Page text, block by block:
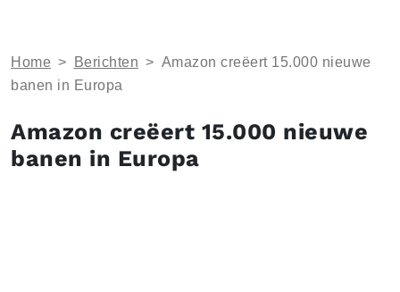
Home > Berichten > Amazon creëert 15.000 nieuwe
banen in Europa
Amazon creëert 15.000 nieuwe
banen in Europa